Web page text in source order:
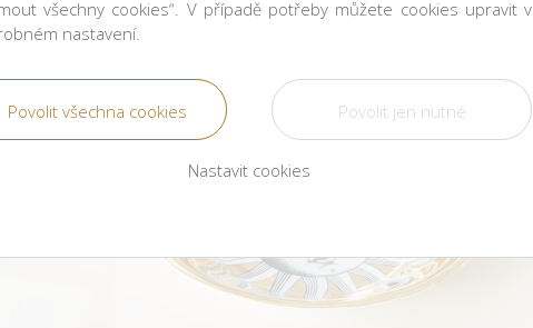
všechny cookies“. V případě potřeby můžete cookies upravit v
nastavení.
Nastavit cookies